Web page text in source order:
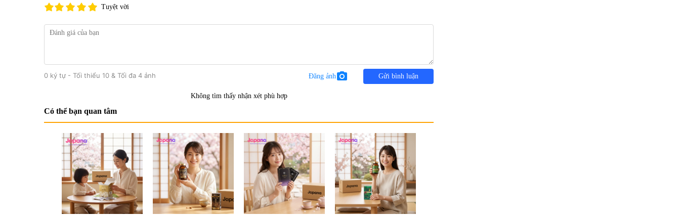
Tuyệt vời
0 ký tự - Tối thiểu 10 & Tối đa 4 ảnh Đăng ảnh photo_camera Gửi bình luận
Không tìm thấy nhận xét phù hợp
Có thể bạn quan tâm